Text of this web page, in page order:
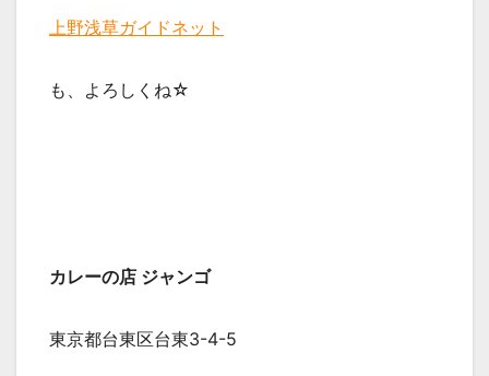
上野浅草ガイドネット
も、よろしくね☆
カレーの店 ジャンゴ
東京都台東区台東3-4-5